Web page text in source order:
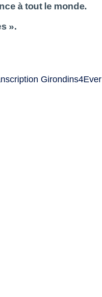
à tout le monde.
».
Girondins4Ever